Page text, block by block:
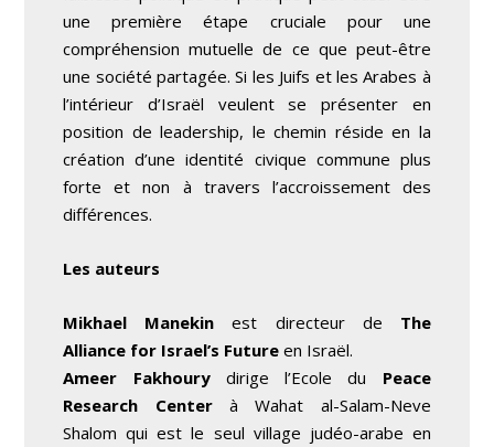
une première étape cruciale pour une
compréhension mutuelle de ce que peut-être
une société partagée. Si les Juifs et les Arabes à
l’intérieur d’Israël veulent se présenter en
position de leadership, le chemin réside en la
création d’une identité civique commune plus
forte et non à travers l’accroissement des
différences.
Les auteurs
Mikhael Manekin est directeur de The
Alliance for Israel’s Futureen Israël.
Ameer Fakhourydirige l’Ecole du Peace
Research Centerà Wahat al-Salam-Neve
Shalom qui est le seul village judéo-arabe en